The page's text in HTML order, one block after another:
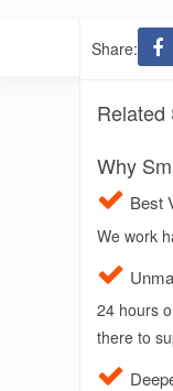
Share:
Related
Why
Best
We work
24 hours
there to